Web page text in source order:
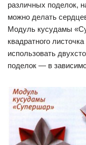
различных поделок,
можно делать
Модуль кусудамы
квадратного
использовать
поделок — в